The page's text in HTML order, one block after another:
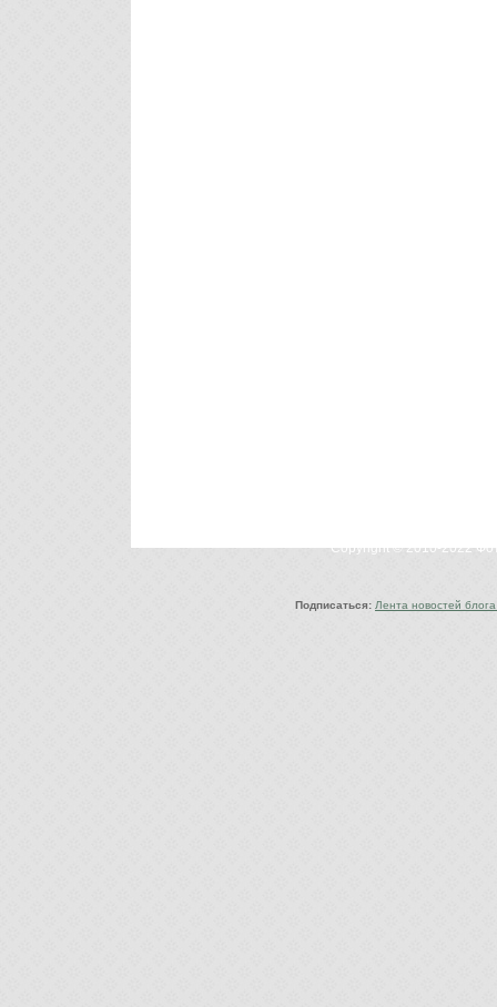
Copyright © 2010-2022
Подписаться: Лента новостей